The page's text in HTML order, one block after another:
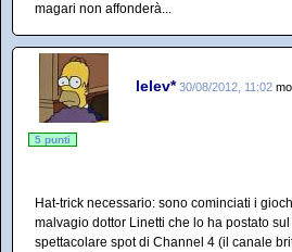
magari non affonderà...
lelev* 30/08/2012, 11:02
5 punti
Hat-trick necessario: sono cominciati i
malvagio dottor Linetti che lo ha postato
spettacolare spot di Channel 4 (il canale